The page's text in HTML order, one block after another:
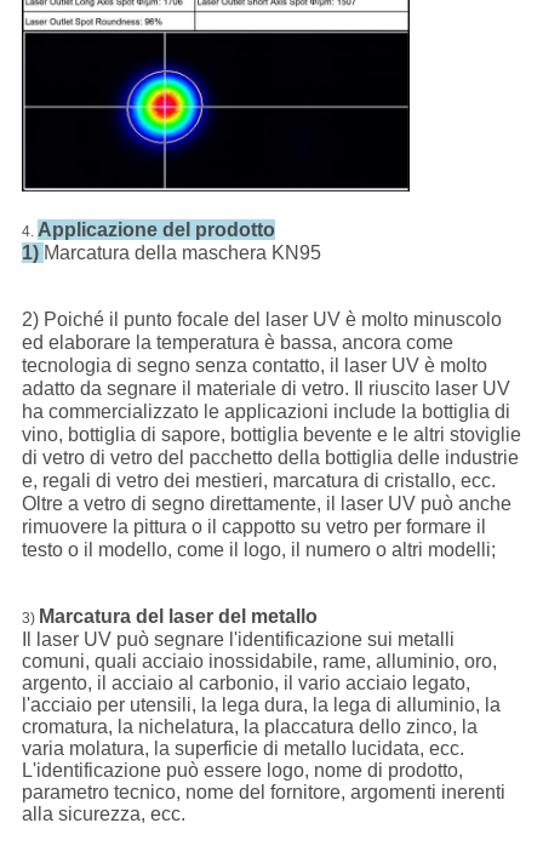
4. Applicazione del prodotto
1) Marcatura della maschera KN95
2) Poiché il punto focale del laser UV è molto minuscolo
ed elaborare la temperatura è bassa, ancora come
tecnologia di segno senza contatto, il laser UV è molto
adatto da segnare il materiale di vetro. Il riuscito laser UV
ha commercializzato le applicazioni include la bottiglia di
vino, bottiglia di sapore, bottiglia bevente e le altri stoviglie
di vetro di vetro del pacchetto della bottiglia delle industrie
e, regali di vetro dei mestieri, marcatura di cristallo, ecc.
Oltre a vetro di segno direttamente, il laser UV può anche
rimuovere la pittura o il cappotto su vetro per formare il
testo o il modello, come il logo, il numero o altri modelli;
3) Marcatura del laser del metallo
Il laser UV può segnare l'identificazione sui metalli
comuni, quali acciaio inossidabile, rame, alluminio, oro,
argento, il acciaio al carbonio, il vario acciaio legato,
l'acciaio per utensili, la lega dura, la lega di alluminio, la
cromatura, la nichelatura, la placcatura dello zinco, la
varia molatura, la superficie di metallo lucidata, ecc.
L'identificazione può essere logo, nome di prodotto,
parametro tecnico, nome del fornitore, argomenti inerenti
alla sicurezza, ecc.